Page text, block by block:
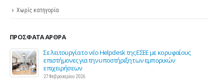
Χωρίς κατηγορία
ΠΡΌΣΦΑΤΑ ΆΡΘΡΑ
Σε λειτουργία το νέο Helpdesk της ΕΣΕΕ με κορυφαίους
επιστήμονες για την υποστήριξη των εμπορικών
επιχειρήσεων
27 Φεβρουαρίου 2026